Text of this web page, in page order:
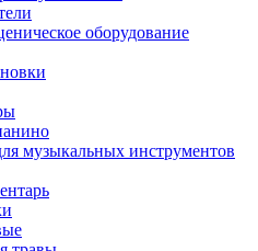
оборудование
музыкальных инструментов